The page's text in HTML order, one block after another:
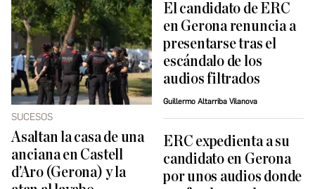
SUCESOS
Asaltan la casa de una
anciana en Castell
d’Aro (Gerona) y la
El candidato de ERC
en Gerona renuncia a
presentarse tras el
escándalo de los
audios filtrados
Guillermo Altarriba Vilanova
ERC expedienta a su
candidato en Gerona
por unos audios donde